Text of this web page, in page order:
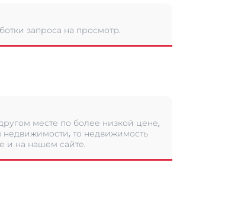
запроса на просмотр.
месте по более низкой цене,
то недвижимость
и на нашем сайте.